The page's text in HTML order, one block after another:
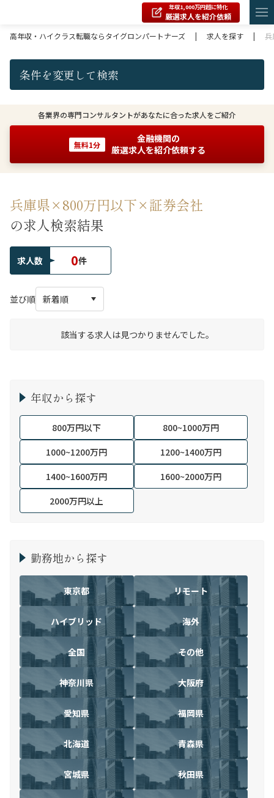
年収1,000万円超に特化
厳選求人を紹介依頼
高年収・ハイクラス転職ならタイグロンパートナーズ
| 求人を探す |
条件を変更して検索
各業界の専門コンサルタントがあなたに合った求人をご紹介
無料1分
金融機関の
厳選求人を紹介依頼する
兵庫県×800万円以下×証券会社
の求人検索結果
求人数 0件
並び順
該当する求人は見つかりませんでした。
年収から探す
800万円以下
800~1000万円
1000~1200万円
1200~1400万円
1400~1600万円
1600~2000万円
2000万円以上
勤務地から探す
東京都 リモート
ハイブリッド 海外
全国 その他
神奈川県 大阪府
愛知県 福岡県
北海道 青森県
宮城県 秋田県